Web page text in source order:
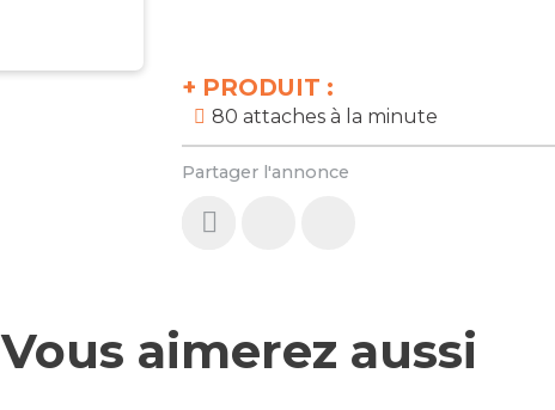
+ PRODUIT :
80 attaches à la minute
Partager l'annonce
Vous aimerez aussi